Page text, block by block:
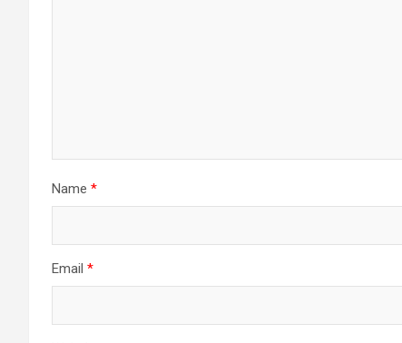
Name *
Email *